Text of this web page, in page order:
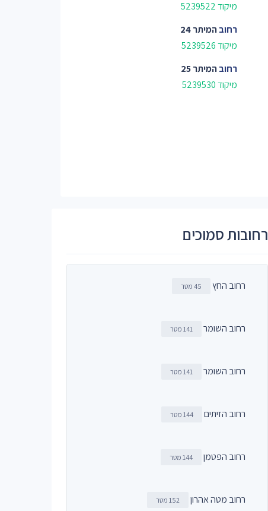
מיקוד 5239522
רחובהמיתר 24
מיקוד 5239526
רחובהמיתר 25
מיקוד 5239530
רחובות סמוכים
רחוב החץ 45 מטר
רחוב השומר 141 מטר
רחוב השומר 141 מטר
רחוב הזיתים 144 מטר
רחוב הפטמן 144 מטר
רחוב מטה אהרון 152 מטר